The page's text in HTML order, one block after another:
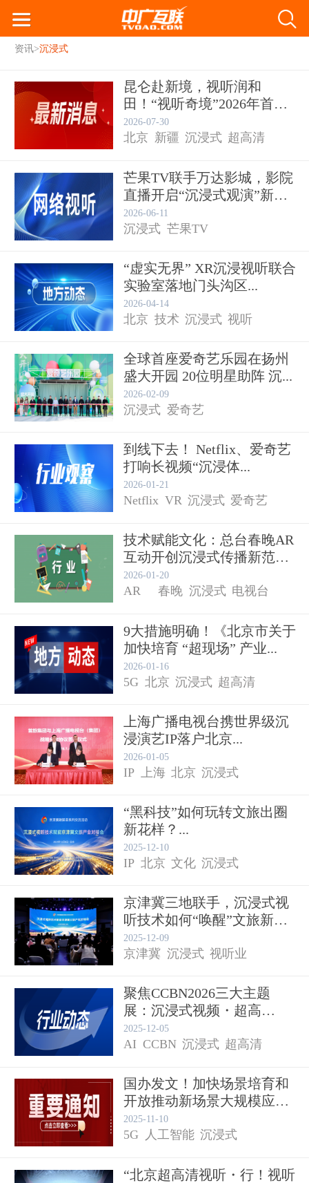
资讯>沉浸式
昆仑赴新境，视听润和
田！“视听奇境”2026年首场
活...
2026-07-30
北京 新疆 沉浸式 超高清
芒果TV联手万达影城，影院
直播开启“沉浸式观演”新
赛...
2026-06-11
沉浸式 芒果TV
“虚实无界” XR沉浸视听联合
实验室落地门头沟区...
2026-04-14
北京 技术 沉浸式 视听
全球首座爱奇艺乐园在扬州
盛大开园 20位明星助阵 沉...
2026-02-09
沉浸式 爱奇艺
到线下去！ Netflix、爱奇艺
打响长视频“沉浸体...
2026-01-21
Netflix VR 沉浸式 爱奇艺
技术赋能文化：总台春晚AR
互动开创沉浸式传播新范式
...
2026-01-20
AR 春晚 沉浸式 电视台
9大措施明确！《北京市关于
加快培育 “超现场” 产业...
2026-01-16
5G 北京 沉浸式 超高清
上海广播电视台携世界级沉
浸演艺IP落户北京...
2026-01-05
IP 上海 北京 沉浸式
“黑科技”如何玩转文旅出圈
新花样？...
2025-12-10
IP 北京 文化 沉浸式
京津冀三地联手，沉浸式视
听技术如何“唤醒”文旅新生
态...
2025-12-09
京津冀 沉浸式 视听业
聚焦CCBN2026三大主题
展：沉浸式视频・超高
清・...
2025-12-05
AI CCBN 沉浸式 超高清
国办发文！加快场景培育和
开放推动新场景大规模应
用...
2025-11-10
5G 人工智能 沉浸式
“北京超高清视听・行！视听